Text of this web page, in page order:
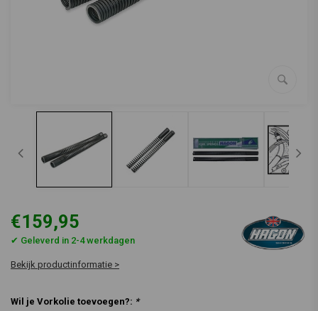
€159,95
✔ Geleverd in 2-4 werkdagen
Bekijk productinformatie >
Wil je Vorkolie toevoegen?: *